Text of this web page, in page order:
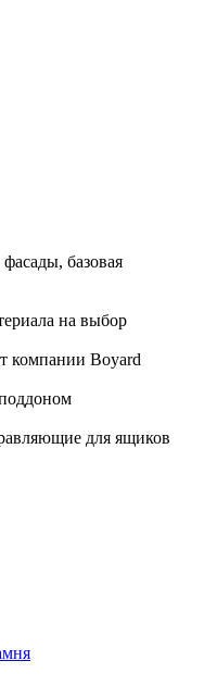
базовая
на выбор
компании Boyard
для ящиков